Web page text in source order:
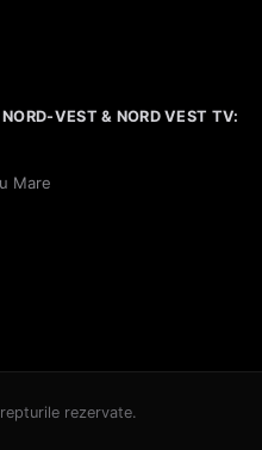
VEST & NORD VEST TV:
Mare
rezervate.